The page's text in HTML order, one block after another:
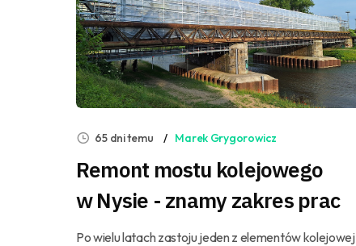
65 dni temu Marek Grygorowicz
Remont mostu kolejowego
w Nysie - znamy zakres prac
Po wielu latach zastoju jeden z elementów kolejowej